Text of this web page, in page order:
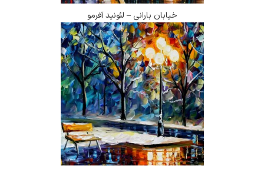
خیابان بارانی – لئونید آفرمو